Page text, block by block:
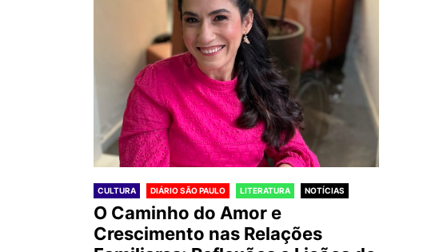
CULTURA DIÁRIO SÃO PAULO LITERATURA NOTÍCIAS
O Caminho do Amor e
Crescimento nas Relações